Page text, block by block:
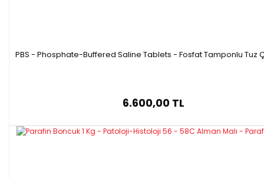
PBS - Phosphate-Buffered Saline Tablets - Fosfat Tamponlu Tuz
6.600,00 TL